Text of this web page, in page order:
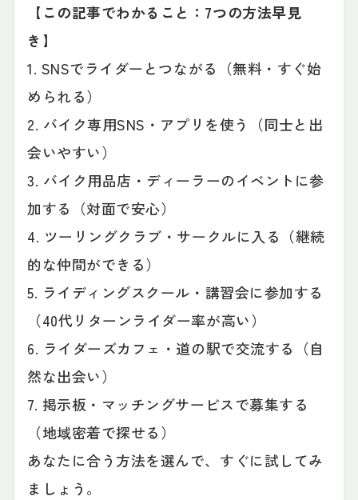
【この記事でわかること：7つの方法早見
き】
1. SNSでライダーとつながる（無料・すぐ始
められる）
2. バイク専用SNS・アプリを使う（同士と出
会いやすい）
3. バイク用品店・ディーラーのイベントに参
加する（対面で安心）
4. ツーリングクラブ・サークルに入る（継続
的な仲間ができる）
5. ライディングスクール・講習会に参加する
（40代リターンライダー率が高い）
6. ライダーズカフェ・道の駅で交流する（自
然な出会い）
7. 掲示板・マッチングサービスで募集する
（地域密着で探せる）
あなたに合う方法を選んで、すぐに試してみ
ましょう。